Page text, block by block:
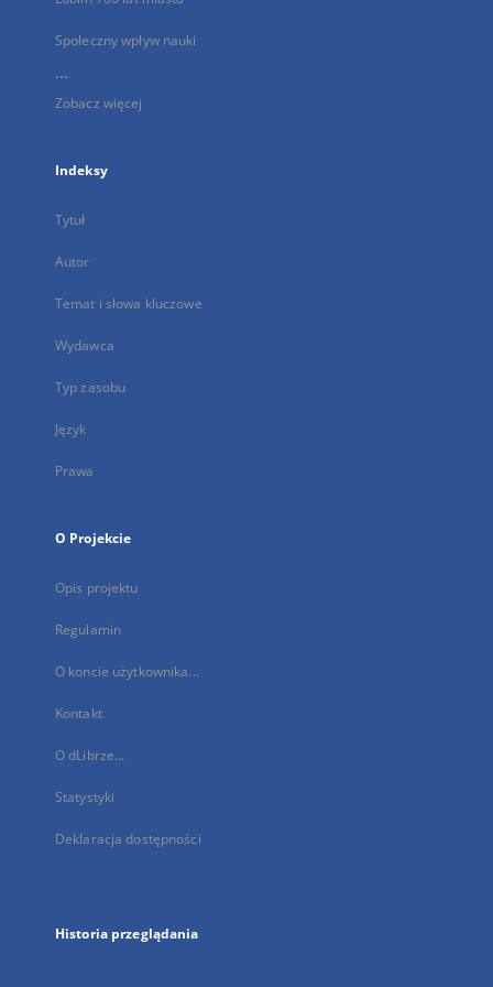
Społeczny wpływ nauki
...
Zobacz więcej
Indeksy
Tytuł
Autor
Temat i słowa kluczowe
Wydawca
Typ zasobu
Język
Prawa
O Projekcie
Opis projektu
Regulamin
O koncie użytkownika...
Kontakt
O dLibrze...
Statystyki
Deklaracja dostępności
Historia przeglądania